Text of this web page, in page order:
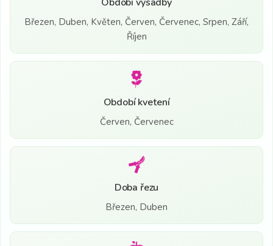
Březen, Duben, Květen, Červen, Červenec, Srpen, Září,
Říjen
Období kvetení
Červen, Červenec
Doba řezu
Březen, Duben